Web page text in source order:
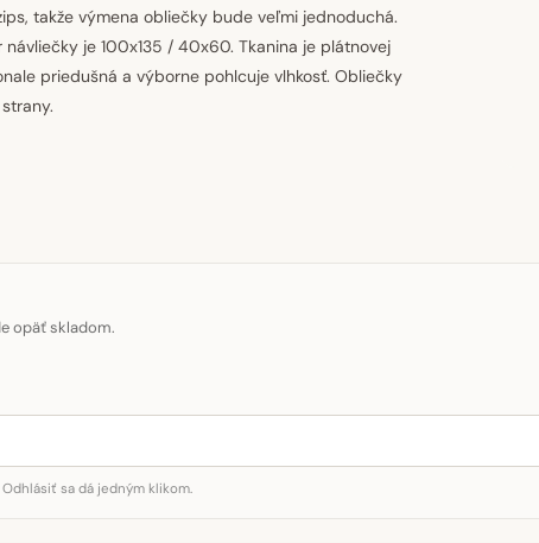
takže výmena obliečky bude veľmi jednoduchá.
návliečky je 100x135 / 40x60. Tkanina je plátnovej
priedušná a výborne pohlcuje vlhkosť. Obliečky
opäť skladom.
sa dá jedným klikom.